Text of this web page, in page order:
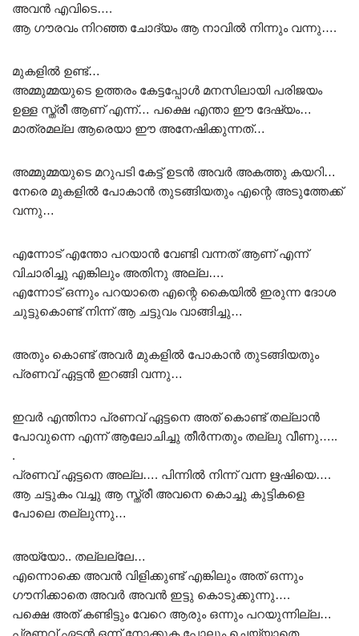
അവൻ എവിടെ….
ആ ഗൗരവം നിറഞ്ഞ ചോദ്യം ആ നാവിൽ നിന്നും വന്നു….
മുകളിൽ ഉണ്ട്…
അമ്മുമ്മയുടെ ഉത്തരം കേട്ടപ്പോൾ മനസിലായി പരിജയം
ഉള്ള സ്ത്രീ ആണ് എന്ന്… പക്ഷെ എന്താ ഈ ദേഷ്യം…
മാത്രമല്ല ആരെയാ ഈ അനേഷിക്കുന്നത്…
അമ്മുമ്മയുടെ മറുപടി കേട്ട് ഉടൻ അവർ അകത്തു കയറി…
നേരെ മുകളിൽ പോകാൻ തുടങ്ങിയതും എന്റെ അടുത്തേക്ക്
വന്നു…
എന്നോട് എന്തോ പറയാൻ വേണ്ടി വന്നത് ആണ് എന്ന്
വിചാരിച്ചു എങ്കിലും അതിനു അല്ല….
എന്നോട് ഒന്നും പറയാതെ എന്റെ കൈയിൽ ഇരുന്ന ദോശ
ചുട്ടുകൊണ്ട് നിന്ന് ആ ചട്ടുവം വാങ്ങിച്ചു…
അതും കൊണ്ട് അവർ മുകളിൽ പോകാൻ തുടങ്ങിയതും
പ്രണവ് ഏട്ടൻ ഇറങ്ങി വന്നു…
ഇവർ എന്തിനാ പ്രണവ് ഏട്ടനെ അത് കൊണ്ട് തല്ലാൻ
പോവുന്നെ എന്ന് ആലോചിച്ചു തീർന്നതും തല്ലു വീണു…..
.
പ്രണവ് ഏട്ടനെ അല്ല…. പിന്നിൽ നിന്ന് വന്ന ഋഷിയെ….
ആ ചട്ടുകം വച്ചു ആ സ്ത്രീ അവനെ കൊച്ചു കുട്ടികളെ
പോലെ തല്ലുന്നു…
അയ്യോ.. തല്ലല്ലേ…
എന്നൊക്കെ അവൻ വിളിക്കുണ്ട് എങ്കിലും അത് ഒന്നും
ഗൗനിക്കാതെ അവർ അവൻ ഇട്ടു കൊടുക്കുന്നു….
പക്ഷെ അത് കണ്ടിട്ടും വേറെ ആരും ഒന്നും പറയുന്നില്ല…
പ്രണവ് ഏട്ടൻ ഒന്ന് നോക്കുക പോലും ചെയ്യാതെ